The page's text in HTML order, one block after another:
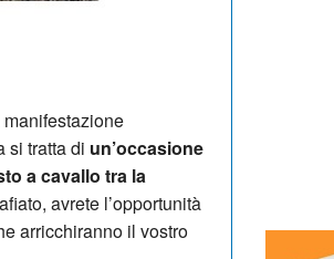
si tratta di un’occasione
a cavallo tra la
avrete l’opportunità
arricchiranno il vostro